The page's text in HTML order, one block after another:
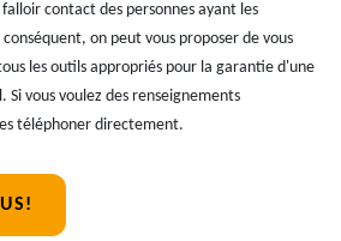
contact des personnes ayant les
on peut vous proposer de vous
les outils appropriés pour la garantie d'une
vous voulez des renseignements
téléphoner directement.